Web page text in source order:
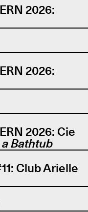
2026:
2026:
2026: Cie
Bathtub
Club Arielle